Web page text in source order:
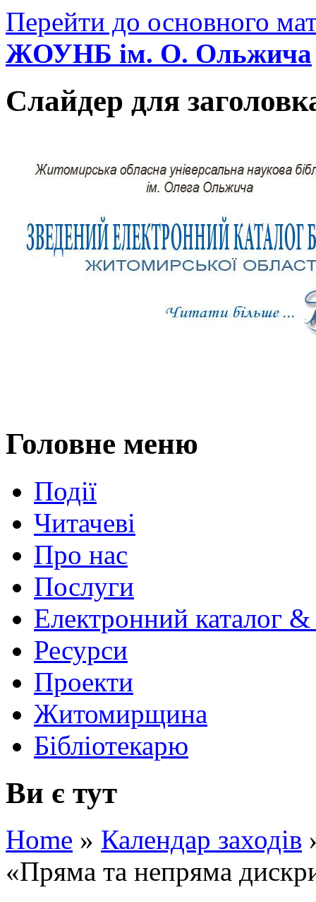
Перейти до основного
ЖОУНБ ім. О. Ольжича
Слайдер для
Головне меню
Події
Читачеві
Про нас
Послуги
Електронний каталог
Ресурси
Проекти
Житомирщина
Бібліотекарю
Ви є тут
Home » Календар заходів
«Пряма та непряма